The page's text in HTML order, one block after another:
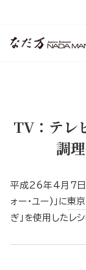
content
TV：テレ
調
平成26年4月7日
ォー・ユー)」に東
ぎ」を使用したレ